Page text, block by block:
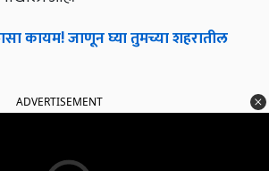
कायम! जाणून घ्या तुमच्या शहरातील
ADVERTISEMENT